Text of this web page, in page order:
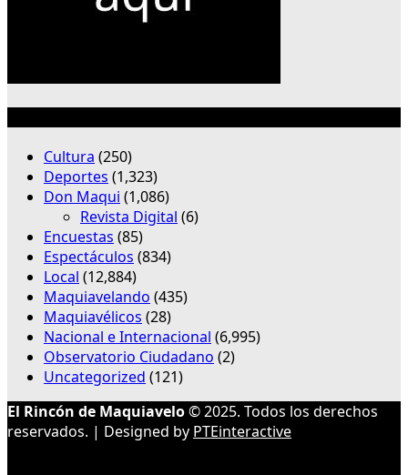
Cultura (250)
Deportes (1,323)
Don Maqui (1,086)
Revista Digital (6)
Encuestas (85)
Espectáculos (834)
Local (12,884)
Maquiavelando (435)
Maquiavélicos (28)
Nacional e Internacional (6,995)
Observatorio Ciudadano (2)
Uncategorized (121)
El Rincón de Maquiavelo© 2025. Todos los derechos
reservados. | Designed by PTEinteractive